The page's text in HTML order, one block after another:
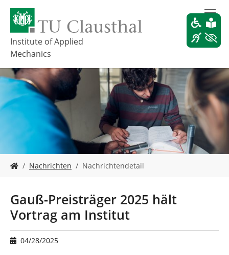
m
a
n
c
e
Institute of Applied
Mechanics
o
r
e
e
r
Nachrichten Nachrichtendetail
Gauß-Preisträger 2025 hält
Vortrag am Institut
04/28/2025